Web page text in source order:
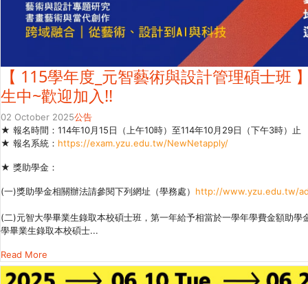
【 115學年度_元智藝術與設計管理碩士班
生中~歡迎加入!!
02 October 2025公告
★ 報名時間：114年10月15日（上午10時）至114年10月29日（下午3時）止
★ 報名系統： https://exam.yzu.edu.tw/NewNetapply/
★ 獎助學金：
(一)獎助學金相關辦法請參閱下列網址（學務處） http://www.yzu.edu.tw/
(二)元智大學畢業生錄取本校碩士班，第一年給予相當於一學年學費金額助學
學畢業生錄取本校碩士...
Read More